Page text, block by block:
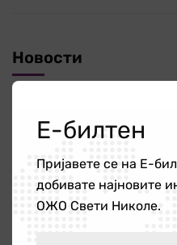
Новости
Повик за
21 јули 2026
Работилница
и ‘рбетот кои
Е-билтен
Пријавете се на Е-
добивате најновите
ОЖО Свети Николе.